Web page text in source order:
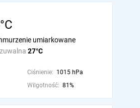
27°C
umiarkowane
Ciśnienie: 1015 hPa
Wilgotność: 81%